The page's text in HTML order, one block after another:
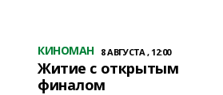
КИНОМАН 8 АВГУСТА , 12:00
Житие с открытым
финалом